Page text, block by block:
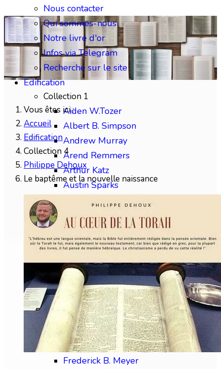
Nous contacter
Qui sommes-nous
Notre livre d'or
Infos via Telegram
Recherche sur le site
Edification
Collection 1
Aiden W.Tozer
Albert B. Simpson
Andrew Murray
Arend Remmers
Arthur Katz
Austin Sparks
Benjamin Gabelle
Collection 2
Charles H.Mackintosh
Charles Spurgeon
Christian Briem
Charles Finney
David Wilkerson
Edward M. Bounds
Collection 3
Frédéric Gabelle
Frederick B. Meyer
Vous êtes ici :
Accueil
Edification
Collection 4
Philippe Dehoux
Le baptême et la nouvelle naissance